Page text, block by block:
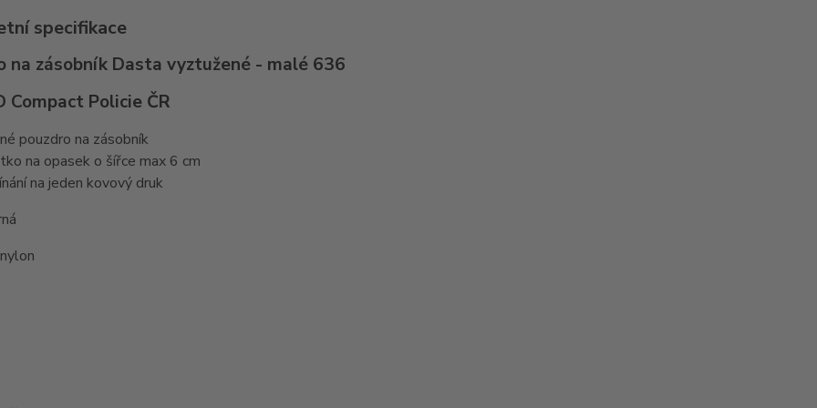
specifikace
na zásobník Dasta vyztužené - malé 636
Compact Policie ČR
pouzdro na zásobník
na opasek o šířce max 6 cm
na jeden kovový druk